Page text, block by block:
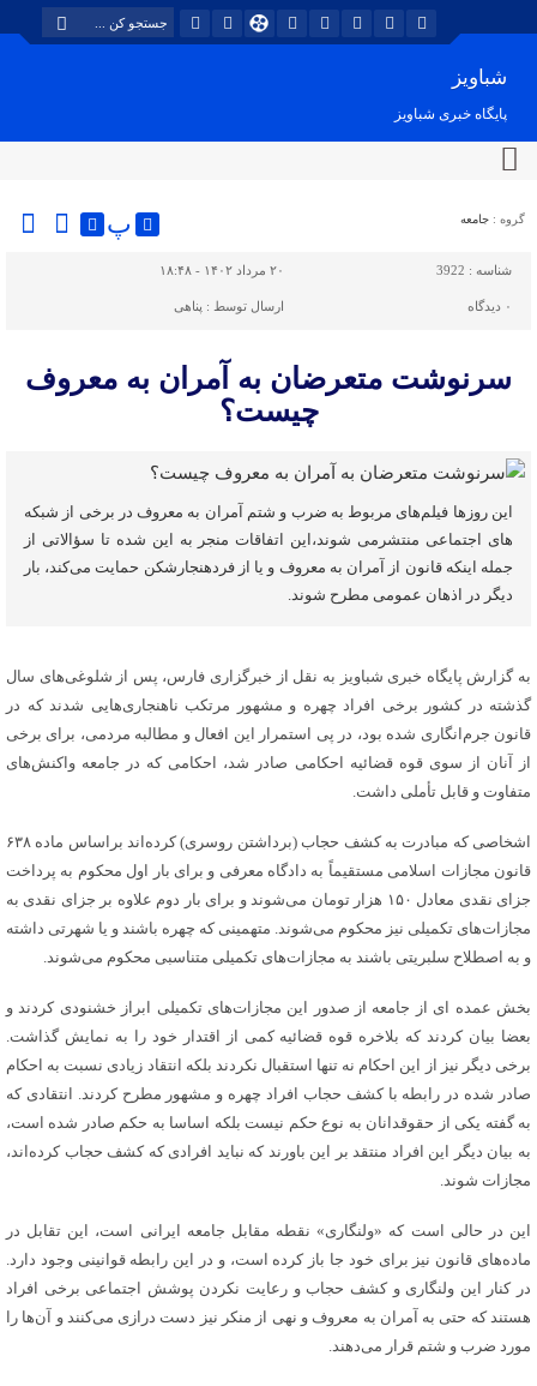
شباویز
پایگاه خبری شباویز
گروه : جامعه پ
شناسه : 3922 ۲۰ مرداد ۱۴۰۲ - ۱۸:۴۸
۰ دیدگاه ارسال توسط : پناهی
سرنوشت متعرضان به آمران به معروف
چیست؟
این روزها فیلم‌های مربوط به ضرب و شتم آمران به معروف در برخی از شبکه
های اجتماعی منتشرمی شوند،این اتفاقات منجر به این شده تا سؤالاتی از
جمله اینکه قانون از آمران به معروف و یا از فردهنجارشکن حمایت می‌کند، بار
دیگر در اذهان عمومی مطرح شوند.
به گزارش پایگاه خبری شباویز به نقل از خبرگزاری فارس، پس از شلوغی‌های سال
گذشته در کشور برخی افراد چهره و مشهور مرتکب ناهنجاری‌هایی شدند که در
قانون جرم‌انگاری شده بود، در پی استمرار این افعال و مطالبه مردمی، برای برخی
از آنان از سوی قوه قضائیه احکامی صادر شد، احکامی که در جامعه واکنش‌های
متفاوت و قابل تأملی داشت.
اشخاصی که مبادرت به کشف حجاب (برداشتن روسری) کرده‌اند براساس ماده ۶۳۸
قانون مجازات اسلامی مستقیماً به دادگاه معرفی و برای بار اول محکوم به پرداخت
جزای نقدی معادل ۱۵۰ هزار تومان می‌شوند و برای بار دوم علاوه بر جزای نقدی به
مجازات‌های تکمیلی نیز محکوم می‌شوند. متهمینی که چهره باشند و یا شهرتی داشته
و به اصطلاح سلبریتی باشند به مجازات‌های تکمیلی متناسبی محکوم می‌شوند.
بخش عمده ای از جامعه از صدور این مجازات‌های تکمیلی ابراز خشنودی کردند و
بعضا بیان کردند که بلاخره قوه قضائیه کمی از اقتدار خود را به نمایش گذاشت.
برخی دیگر نیز از این احکام نه تنها استقبال نکردند بلکه انتقاد زیادی نسبت به احکام
صادر شده در رابطه با کشف حجاب افراد چهره و مشهور مطرح کردند. انتقادی که
به گفته یکی از حقوقدانان به نوع حکم نیست بلکه اساسا به حکم صادر شده است،
به بیان دیگر این افراد منتقد بر این باورند که نباید افرادی که کشف حجاب کرده‌اند،
مجازات شوند.
این در حالی است که «ولنگاری» نقطه مقابل جامعه ایرانی است، این تقابل در
ماده‌های قانون نیز برای خود جا باز کرده است، و در این رابطه قوانینی وجود دارد.
در کنار این ولنگاری و کشف حجاب و رعایت نکردن پوشش اجتماعی برخی افراد
هستند که حتی به آمران به معروف و نهی از منکر نیز دست درازی می‌کنند و آن‌ها را
مورد ضرب و شتم قرار می‌دهند.